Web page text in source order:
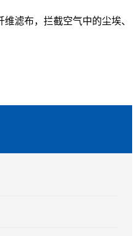
滤布，拦截空气中的尘埃、